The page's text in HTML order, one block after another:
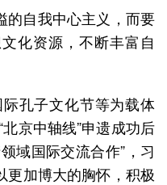
的自我中心主义，而要
化资源，不断丰富自
孔子文化节等为载体
京中轴线”申遗成功后
域国际交流合作”，习
更加博大的胸怀，积极